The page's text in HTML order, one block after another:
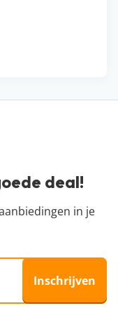
deal!
in je
Inschrijven